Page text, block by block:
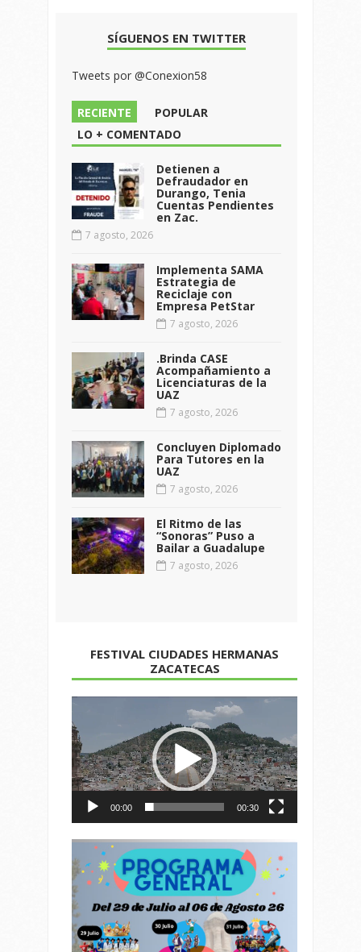
SÍGUENOS EN TWITTER
Tweets por @Conexion58
RECIENTE
POPULAR
LO + COMENTADO
Detienen a
Defraudador en
Durango, Tenia
Cuentas Pendientes
en Zac.
7 agosto, 2026
Implementa SAMA
Estrategia de
Reciclaje con
Empresa PetStar
7 agosto, 2026
.Brinda CASE
Acompañamiento a
Licenciaturas de la
UAZ
7 agosto, 2026
Concluyen Diplomado
Para Tutores en la
UAZ
7 agosto, 2026
El Ritmo de las
“Sonoras” Puso a
Bailar a Guadalupe
7 agosto, 2026
FESTIVAL CIUDADES HERMANAS
ZACATECAS
de
vídeo
00:00 00:30